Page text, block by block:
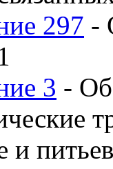
297 -
3 -
и